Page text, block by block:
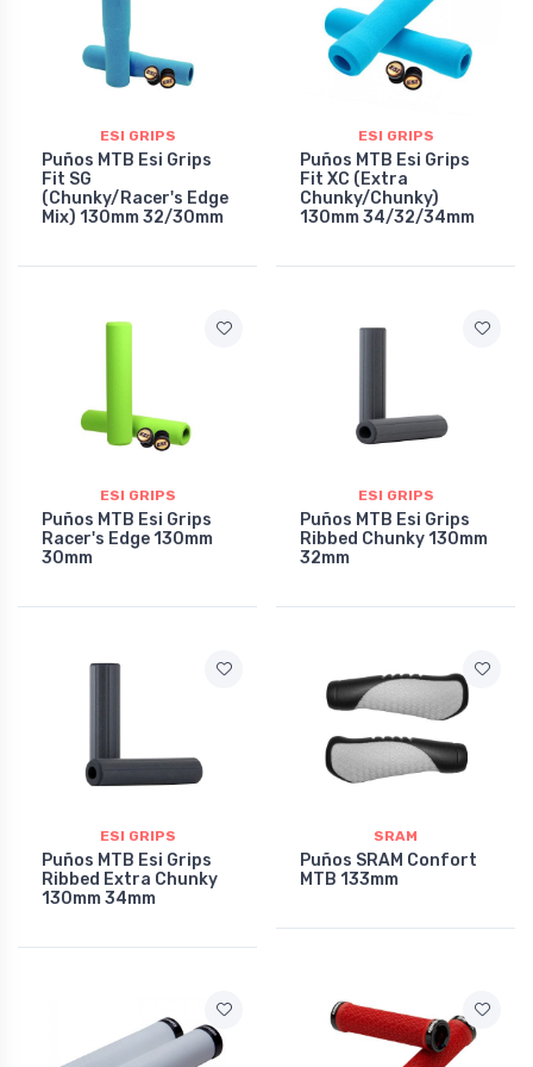
ESI GRIPS
Puños MTB Esi Grips
Fit SG
(Chunky/Racer's Edge
Mix) 130mm 32/30mm
ESI GRIPS
Puños MTB Esi Grips
Fit XC (Extra
Chunky/Chunky)
130mm 34/32/34mm
ESI GRIPS
Puños MTB Esi Grips
Racer's Edge 130mm
30mm
ESI GRIPS
Puños MTB Esi Grips
Ribbed Chunky 130mm
32mm
ESI GRIPS
Puños MTB Esi Grips
Ribbed Extra Chunky
130mm 34mm
SRAM
Puños SRAM Confort
MTB 133mm